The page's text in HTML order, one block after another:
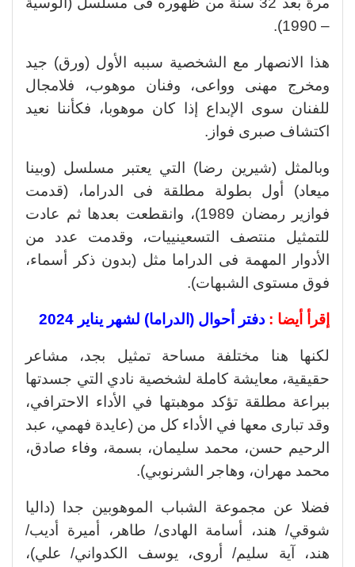
– 1990).
هذا الانصهار مع الشخصية سببه الأول (ورق) جيد
ومخرج مهنى وواعى، وفنان موهوب، فلامجال
للفنان سوى الإبداع إذا كان موهوبا، فكأننا نعيد
اكتشاف صبرى فواز.
وبالمثل (شيرين رضا) التي يعتبر مسلسل (وبينا
ميعاد) أول بطولة مطلقة فى الدراما، (قدمت
فوازير رمضان 1989)، وانقطعت بعدها ثم عادت
للتمثيل منتصف التسعينييات، وقدمت عدد من
الأدوار المهمة فى الدراما مثل (بدون ذكر أسماء،
فوق مستوى الشبهات).
إقرأ أيضا : دفتر أحوال (الدراما) لشهر يناير 2024
لكنها هنا مختلفة مساحة تمثيل بجد، مشاعر
حقيقية، معايشة كاملة لشخصية نادي التي جسدتها
ببراعة مطلقة تؤكد موهبتها في الأداء الاحترافي،
وقد تبارى معها في الأداء كل من (عايدة فهمي، عبد
الرحيم حسن، محمد سليمان، بسمة، وفاء صادق،
محمد مهران، وهاجر الشرنوبي).
فضلا عن مجموعة الشباب الموهوبين جدا (داليا
شوقي/ هند، أسامة الهادى/ طاهر، أميرة أديب/
هند، آية سليم/ أروى، يوسف الكدواني/ علي)،